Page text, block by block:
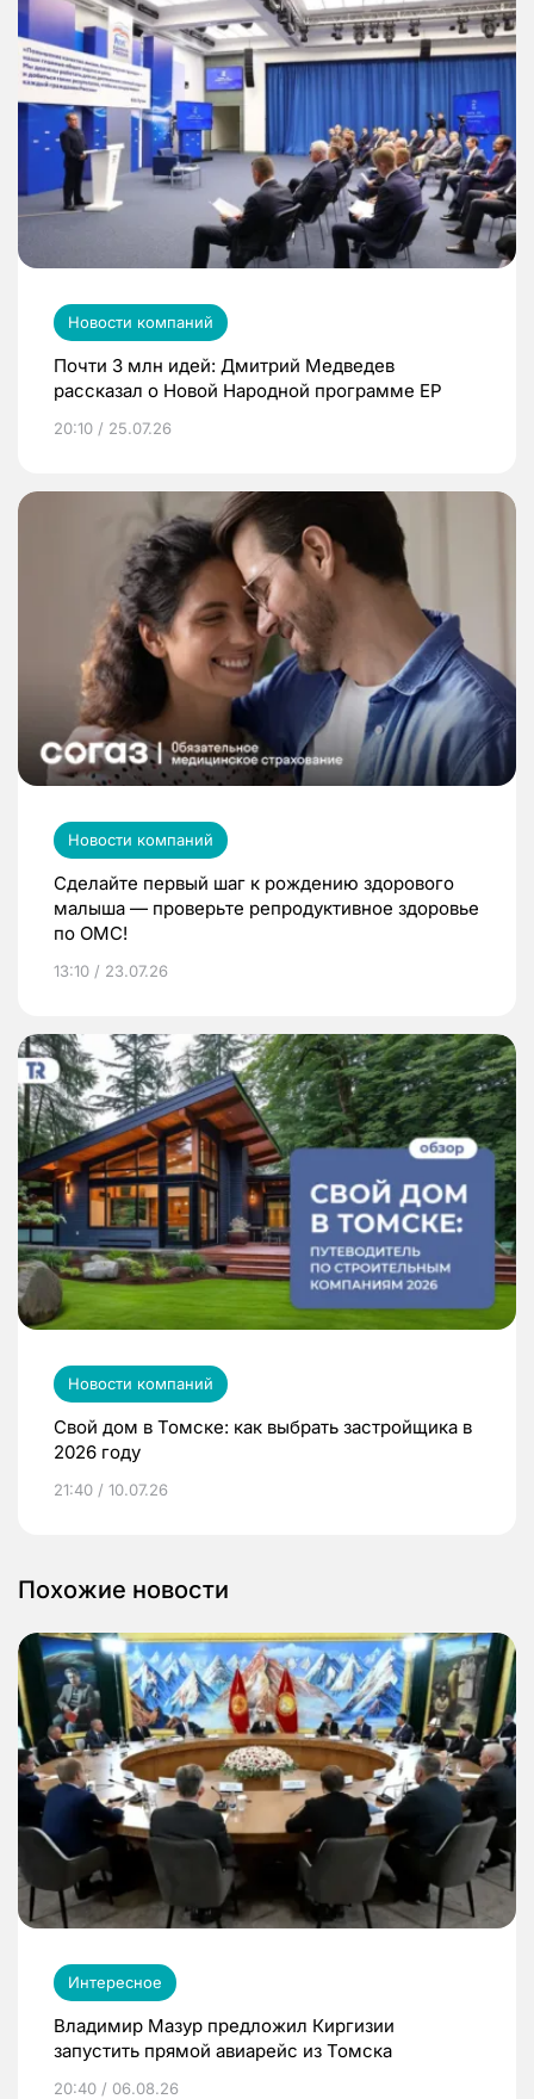
Новости компаний
Почти 3 млн идей: Дмитрий Медведев
рассказал о Новой Народной программе ЕР
20:10 / 25.07.26
Новости компаний
Сделайте первый шаг к рождению здорового
малыша — проверьте репродуктивное здоровье
по ОМС!
13:10 / 23.07.26
Новости компаний
Свой дом в Томске: как выбрать застройщика в
2026 году
21:40 / 10.07.26
Похожие новости
Интересное
Владимир Мазур предложил Киргизии
запустить прямой авиарейс из Томска
20:40 / 06.08.26